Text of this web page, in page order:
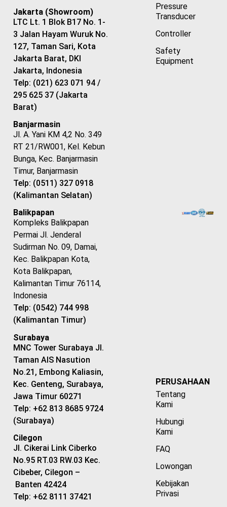
Jakarta (Showroom)
LTC Lt. 1 Blok B17 No. 1-
3 Jalan Hayam Wuruk No.
127, Taman Sari, Kota
Jakarta Barat, DKI
Jakarta, Indonesia
Telp: (021) 623 071 94 /
295 625 37 (Jakarta
Barat)
Banjarmasin
Jl. A. Yani KM 4,2 No. 349
RT 21/RW001, Kel. Kebun
Bunga, Kec. Banjarmasin
Timur, Banjarmasin
Telp: (0511) 327 0918
(Kalimantan Selatan)
Balikpapan
Kompleks Balikpapan
Permai Jl. Jenderal
Sudirman No. 09, Damai,
Kec. Balikpapan Kota,
Kota Balikpapan,
Kalimantan Timur 76114,
Indonesia
Telp: (0542) 744 998
(Kalimantan Timur)
Surabaya
MNC Tower Surabaya Jl.
Taman AIS Nasution
No.21, Embong Kaliasin,
Kec. Genteng, Surabaya,
Jawa Timur 60271
Telp: +62 813 8685 9724
(Surabaya)
Cilegon
Jl. Cikerai Link Ciberko
No.95 RT.03 RW.03 Kec.
Cibeber, Cilegon –
Banten 42424
Telp: +62 8111 37421
Pressure
Transducer
Controller
Safety
Equipment
PERUSAHAAN
Tentang
Kami
Hubungi
Kami
FAQ
Lowongan
Kebijakan
Privasi